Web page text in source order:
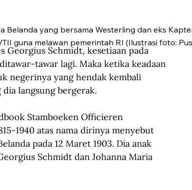
Belanda yang bersama Westerling dan eks
guna melawan pemerintah RI (Ilustrasi foto:
Georgius Schmidt, kesetiaan pada
tawar lagi. Maka ketika keadaan
negerinya yang hendak kembali
langsung bergerak.
Stamboeken Officieren
1940 atas nama dirinya menyebut
pada 12 Maret 1903. Dia anak
Schmidt dan Johanna Maria